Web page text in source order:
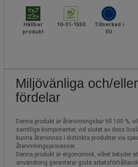
Hållbar
produkt
10-31-1550
Tillverkad i
EU
Miljövänliga och/
fördelar
Denna produkt är återvinningsbar till 100 %,
samtliga komponenter, vid slutet av dess
kunna återvinnas i distinkta produkter via
återvinningsprocesser.
Denna produkt är ergonomisk, vilket betyder
användning garanterar goda